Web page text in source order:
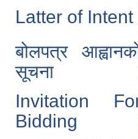
Latter of Intent
बोलपत्र
सूचना
Invitation
Bidding